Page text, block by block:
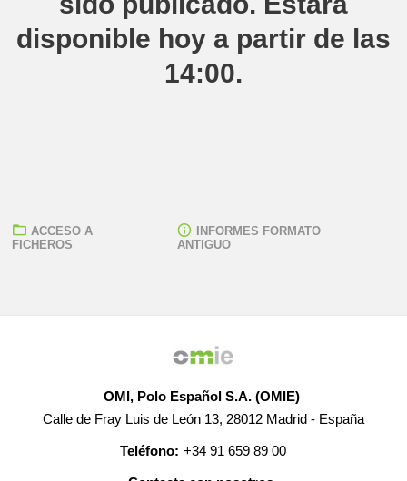
disponible hoy a partir de las
14:00.
ACCESO A
FICHEROS
INFORMES FORMATO
ANTIGUO
OMI, Polo Español S.A. (OMIE)
Calle de Fray Luis de León 13, 28012 Madrid - España
Teléfono: +34 91 659 89 00